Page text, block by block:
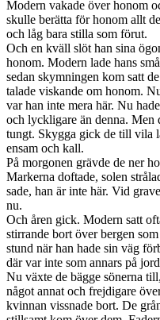
Modern vakade över honom
skulle berätta för honom allt
och låg bara stilla som förut.
Och en kväll slöt han sina
honom. Modern lade hans
sedan skymningen kom satt
talade viskande om honom.
var han inte mera här. Nu
och lyckligare än denna. Men
tungt. Skygga gick de till vila
ensam och kall.
På morgonen grävde de ner
Markerna doftade, solen
sade, han är inte här. Vid
nu.
Och åren gick. Modern satt
stirrande bort över bergen
stund när han hade sin väg
där var inte som annars på
Nu växte de bägge sönerna
något annat och frejdigare
kvinnan vissnade bort. De